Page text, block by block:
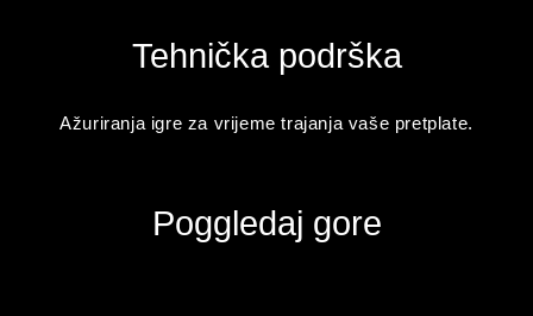
Tehnička podrška
Ažuriranja igre za vrijeme trajanja vaše pretplate.
Poggledaj gore